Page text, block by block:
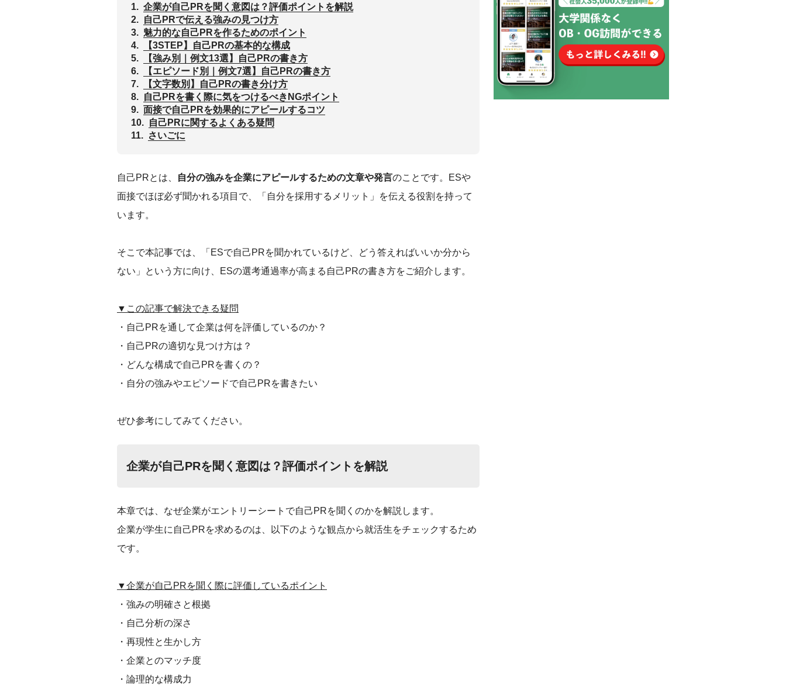
1. 企業が自己PRを聞く意図は？評価ポイントを解説
2. 自己PRで伝える強みの見つけ方
3. 魅力的な自己PRを作るためのポイント
4.
【3STEP】自己PRの基本的な構成
5.
‌【強み別｜例文13選】自己PRの書き方
6.
【エピソード別｜例文7選】自己PRの書き方
7.
【文字数別】自己PRの書き分け方
8. 自己PRを書く際に気をつけるべきNGポイント
9. 面接で自己PRを効果的にアピールするコツ
10. 自己PRに関するよくある疑問
11. さいごに
自己PRとは、 自分の強みを企業にアピールするための文章や発言のことです。ESや
面接でほぼ必ず聞かれる項目で、「自分を採用するメリット」を伝える役割を持って
います。
そこで本記事では、「ESで自己PRを聞かれているけど、どう答えればいいか分から
ない」という方に向け、ESの選考通過率が高まる自己PRの書き方をご紹介します。
▼この記事で解決できる疑問
・自己PRを通して企業は何を評価しているのか？
・自己PRの適切な見つけ方は？
・どんな構成で自己PRを書くの？
・自分の強みやエピソードで自己PRを書きたい
ぜひ参考にしてみてください。
企業が自己PRを聞く意図は？評価ポイントを解説
本章では、なぜ企業がエントリーシートで自己PRを聞くのかを解説します。
企業が学生に自己PRを求めるのは、以下のような観点から就活生をチェックするため
です。
▼企業が自己PRを聞く際に評価しているポイント
・強みの明確さと根拠
‌・自己分析の深さ
・再現性と生かし方
・企業とのマッチ度
・論理的な構成力